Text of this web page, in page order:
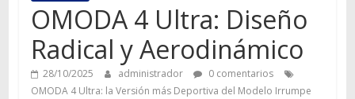
OMODA 4 Ultra: Diseño
Radical y Aerodinámico
28/10/2025 administrador
0 comentarios
OMODA 4 Ultra: la Versión más Deportiva del Modelo Irrumpe